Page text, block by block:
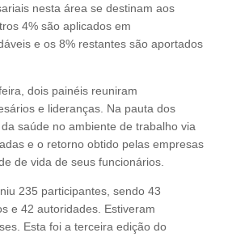
nesta área se destinam aos
4% são aplicados em
e os 8% restantes são aportados
dois painéis reuniram
e lideranças. Na pauta dos
saúde no ambiente de trabalho via
e o retorno obtido pelas empresas
de vida de seus funcionários.
235 participantes, sendo 43
e 42 autoridades. Estiveram
Esta foi a terceira edição do